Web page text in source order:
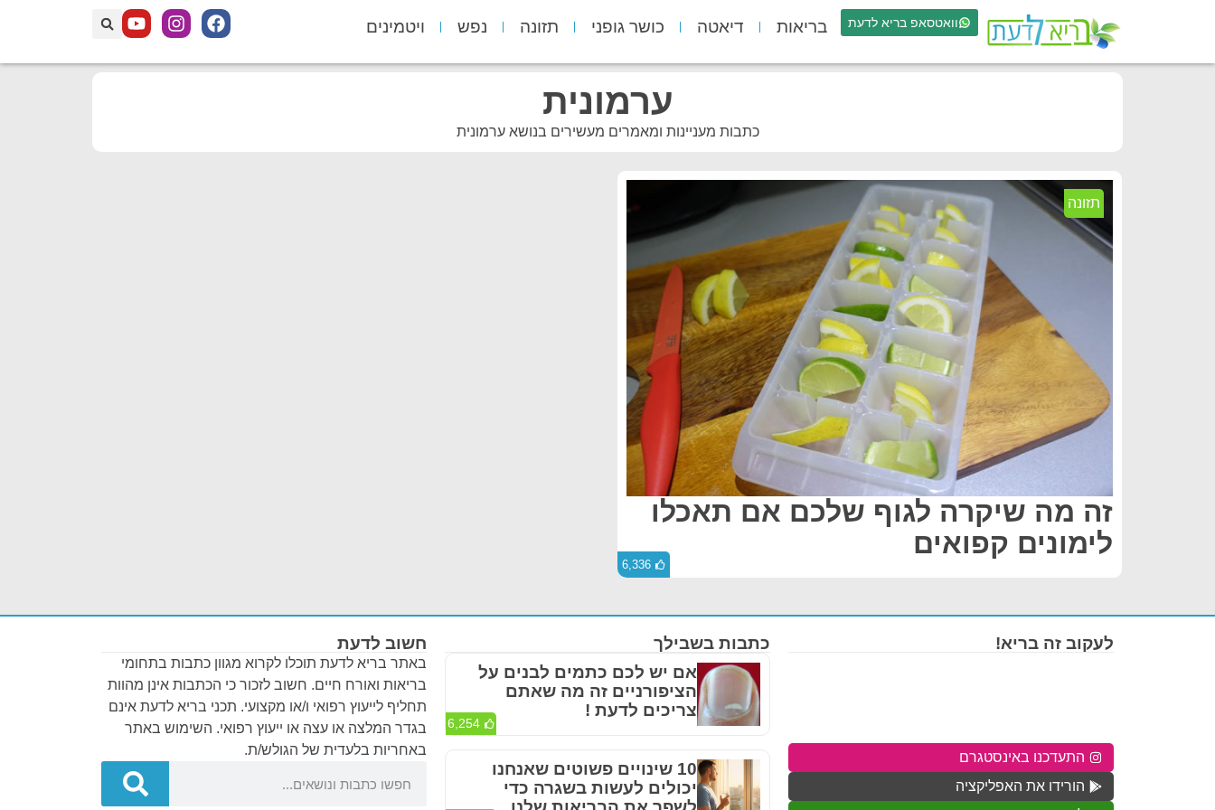
וואטסאפ בריא לדעת בריאות דיאטה כושר גופני תזונה נפש ויטמינים
ערמונית
כתבות מעניינות ומאמרים מעשירים בנושא ערמונית
תזונה
זה מה שיקרה לגוף שלכם אם תאכלו
לימונים קפואים
6,336
חשוב לדעת
באתר בריא לדעת תוכלו לקרוא מגוון כתבות בתחומי
בריאות ואורח חיים. חשוב לזכור כי הכתבות אינן מהוות
תחליף לייעוץ רפואי ו/או מקצועי. תכני בריא לדעת אינם
בגדר המלצה או עצה או ייעוץ רפואי. השימוש באתר
באחריות בלעדית של הגולש/ת.
כתבות בשבילך
אם יש לכם כתמים לבנים על
הציפורניים זה מה שאתם
צריכים לדעת !
6,254
10 שינויים פשוטים שאנחנו
יכולים לעשות בשגרה כדי
לעקוב זה בריא!
התעדכנו באינסטגרם
הורידו את האפליקציה